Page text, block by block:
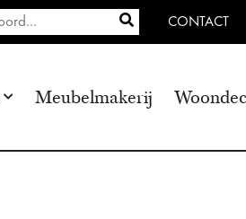
CONTACT
Meubelmakerij